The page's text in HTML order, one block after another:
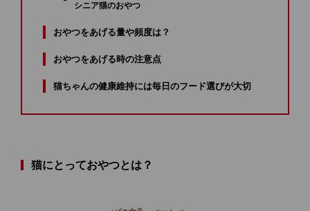
シニア猫のおやつ
おやつをあげる量や頻度は？
おやつをあげる時の注意点
猫ちゃんの健康維持には毎日のフード選びが大切
猫にとっておやつとは？